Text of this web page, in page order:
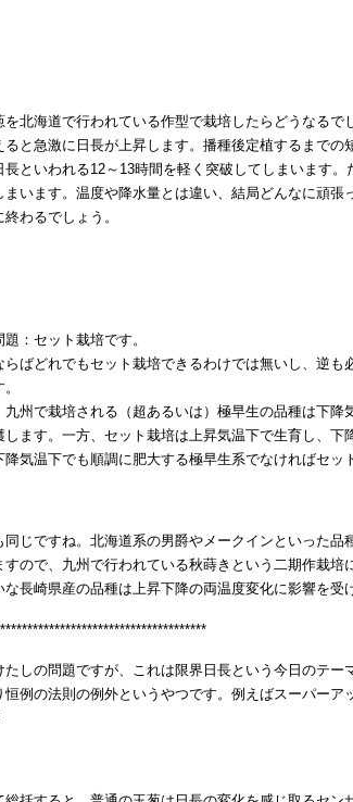
を北海道で行われている作型で栽培したらどうなるで
ると急激に日長が上昇します。播種後定植するまでの
長といわれる12～13時間を軽く突破してしまいます
まいます。温度や降水量とは違い、結局どんなに頑
わるでしょう。
：セット栽培です。
らばどれでもセット栽培できるわけでは無いし、逆も
九州で栽培される（超あるいは）極早生の品種は下降
します。一方、セット栽培は上昇気温下で生育し、下
降気温下でも順調に肥大する極早生系でなければセッ
同じですね。北海道系の男爵やメークインといった品
すので、九州で行われている秋蒔きという二期作栽
な長崎県産の品種は上昇下降の両温度変化に影響を受
たしの問題ですが、これは限界日長という今日のテー
恒例の法則の例外というやつです。例えばスーパーア